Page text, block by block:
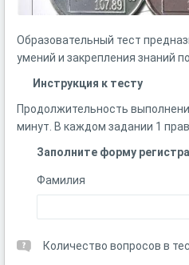
Образовательный тест
умений и закрепления знаний
Инструкция к тесту
Продолжительность
минут. В каждом задании 1
Заполните форму
Фамилия
Количество вопросов в